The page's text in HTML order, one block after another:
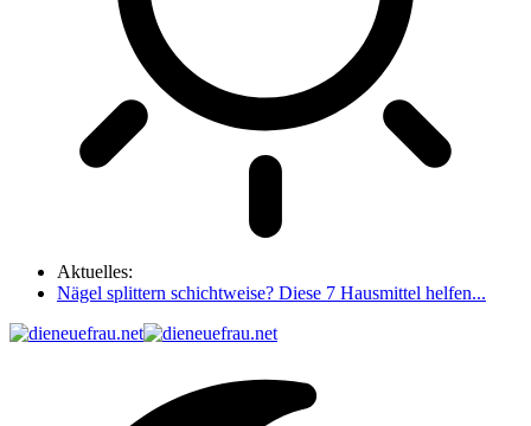
Aktuelles:
Nägel splittern schichtweise? Diese 7 Hausmittel helfen...